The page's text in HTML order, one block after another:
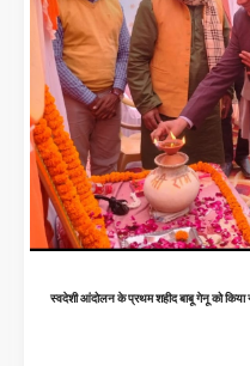
स्वदेशी आंदोलन के प्रथम शहीद बाबू गेनू को किया